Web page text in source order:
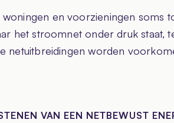
woningen en voorzieningen soms
het stroomnet onder druk staat,
netuitbreidingen worden
VAN EEN NETBEWUST